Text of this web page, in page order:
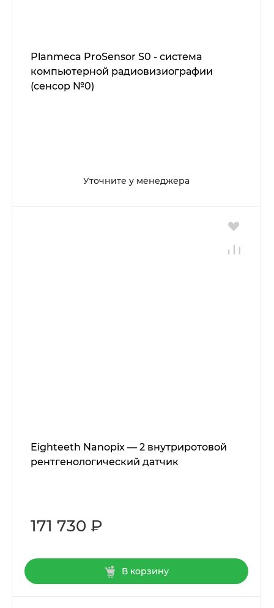
Planmeca ProSensor S0 - система
компьютерной радиовизиографии
(сенсор №0)
Уточните у менеджера
Eighteeth Nanopix — 2 внутриротовой
рентгенологический датчик
171 730 ₽
В корзину